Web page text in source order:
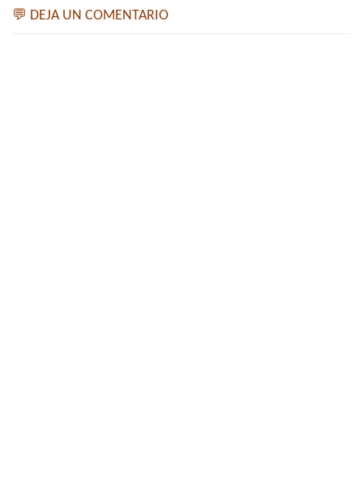
💬 DEJA UN COMENTARIO